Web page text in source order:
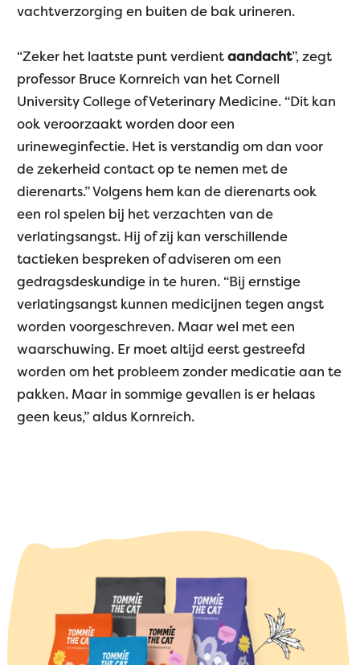
vachtverzorging en buiten de bak urineren.
“Zeker het laatste punt verdientaandacht”, zegt
professor Bruce Kornreich van het Cornell
University College of Veterinary Medicine. “Dit kan
ook veroorzaakt worden door een
urineweginfectie. Het is verstandig om dan voor
de zekerheid contact op te nemen met de
dierenarts.” Volgens hem kan de dierenarts ook
een rol spelen bij het verzachten van de
verlatingsangst. Hij of zij kan verschillende
tactieken bespreken of adviseren om een
gedragsdeskundige in te huren. “Bij ernstige
verlatingsangst kunnen medicijnen tegen angst
worden voorgeschreven. Maar wel met een
waarschuwing. Er moet altijd eerst gestreefd
worden om het probleem zonder medicatie aan te
pakken. Maar in sommige gevallen is er helaas
geen keus,” aldus Kornreich.